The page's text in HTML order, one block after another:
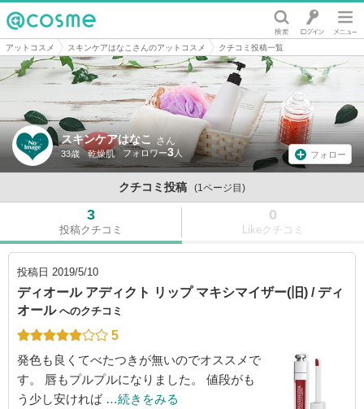
@cosme
アットコスメ スキンケアはなこさんのアットコスメ クチコミ投稿一覧
スキンケアはなこ さん
33歳 乾燥肌 3 フォロー
クチコミ投稿 (1ページ目)
3
投稿クチコミ
0
Likeクチコミ
投稿日 2019/5/10
ディオール アディクト リップ マキシマイザー(旧) / ディ
オール へのクチコミ
5
発色も良くてべたつきが無いのでオススメで
す。 唇もプルプルになりました。 値段がも
う少し安ければ …続きをみる